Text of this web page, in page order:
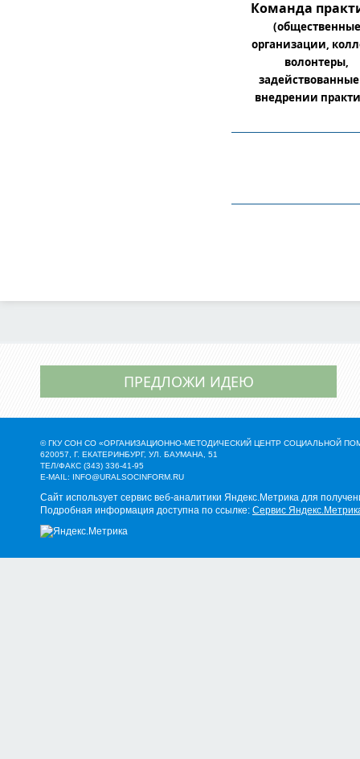
Команда
(общественные
организации,
волонтеры,
внедрении
ПРЕДЛОЖИ ИДЕЮ
© ГКУ СОН СО «ОРГАНИЗАЦИОННО-МЕТОДИЧЕСКИЙ ЦЕНТР СОЦИАЛЬНОЙ
620057, Г. ЕКАТЕРИНБУРГ, УЛ. БАУМАНА, 51
ТЕЛ/ФАКС (343) 336-41-95
E-MAIL: INFO@URALSOCINFORM.RU
Сайт использует сервис веб-аналитики Яндекс.Метрика для
Подробная информация доступна по ссылке: Сервис